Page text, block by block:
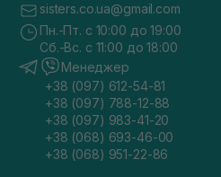
sisters.co.ua@gmail.com
Пн.-Пт. с 10:00 до 19:00
Сб.-Вс. с 11:00 до 18:00
Менеджер
+38 (097) 612-54-81
+38 (097) 788-12-88
+38 (097) 983-41-20
+38 (068) 693-46-00
+38 (068) 951-22-86